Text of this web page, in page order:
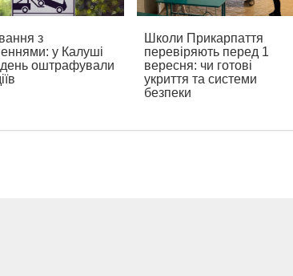
з
у Калуші
оштрафували
Школи Прикарпаття
перевіряють перед 1
вересня: чи готові
укриття та системи
безпеки